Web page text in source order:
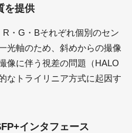
を提供
・G・Bそれぞれ個別のセン
光軸のため、斜めからの撮像
像に伴う視差の問題（HALO
なトライリニア方式に起因す
インタフェース